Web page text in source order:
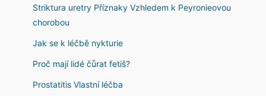
Striktura uretry Příznaky Vzhledem k Peyronieovou
chorobou
Jak se k léčbě nykturie
Proč mají lidé čůrat fetiš?
Prostatitis Vlastní léčba